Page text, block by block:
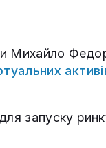
Михайло
запуску